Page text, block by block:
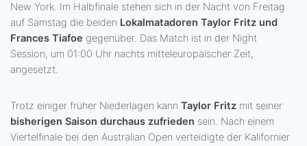
New York. Im Halbfinale stehen sich in der Nacht von Freitag
auf Samstag die beiden Lokalmatadoren Taylor Fritz und
Frances Tiafoe gegenüber. Das Match ist in der Night
Session, um 01:00 Uhr nachts mitteleuropäischer Zeit,
angesetzt.
Trotz einiger früher Niederlagen kann Taylor Fritz mit seiner
bisherigen Saison durchaus zufrieden sein. Nach einem
Viertelfinale bei den Australian Open verteidigte der Kalifornier